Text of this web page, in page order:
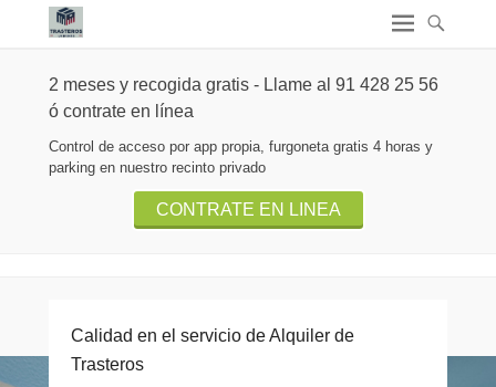
2 meses y recogida gratis - Llame al 91 428 25 56
ó contrate en línea
Control de acceso por app propia, furgoneta gratis 4 horas y
parking en nuestro recinto privado
CONTRATE EN LINEA
Calidad en el servicio de Alquiler de
Trasteros